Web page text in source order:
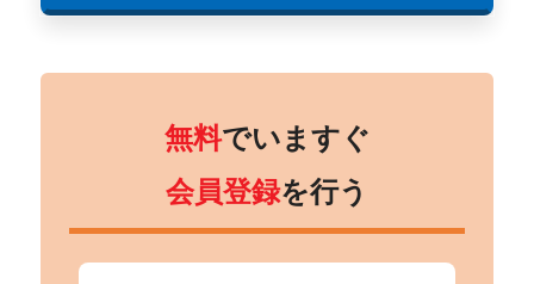
無料でいますぐ
会員登録を行う